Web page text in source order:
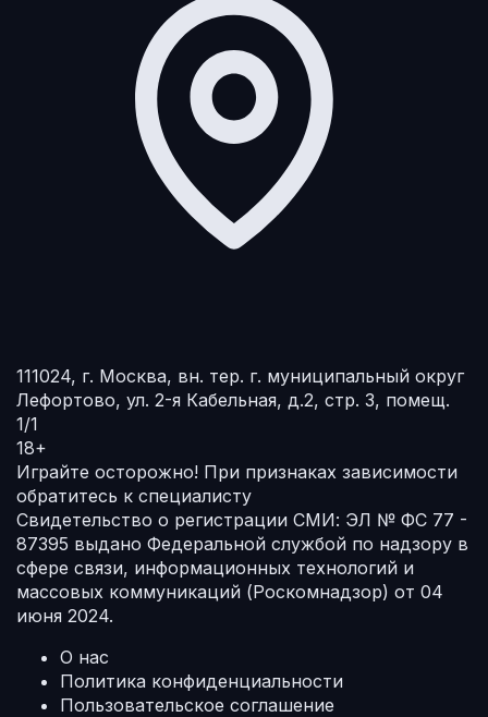
111024, г. Москва, вн. тер. г. муниципальный округ
Лефортово, ул. 2-я Кабельная, д.2, стр. 3, помещ.
1/1
18+
Играйте осторожно! При признаках зависимости
обратитесь к специалисту
Свидетельство о регистрации СМИ: ЭЛ № ФС 77 -
87395 выдано Федеральной службой по надзору в
сфере связи, информационных технологий и
массовых коммуникаций (Роскомнадзор) от 04
июня 2024.
О нас
Политика конфиденциальности
Пользовательское соглашение